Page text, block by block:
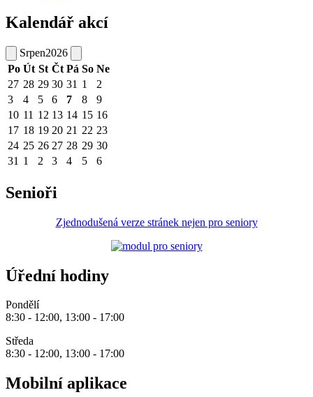
Kalendář akcí
Srpen2026
Po Út St Čt Pá So Ne
27 28 29 30 31 1
2
3
4 5 6 7 8
9
10 11 12 13 14 15 16
17 18 19 20 21 22 23
24 25 26 27 28 29 30
31 1 2 3 4 5 6
Senioři
Zjednodušená verze stránek nejen pro seniory
Úřední hodiny
Pondělí
8:30 - 12:00, 13:00 - 17:00
Středa
8:30 - 12:00, 13:00 - 17:00
Mobilní aplikace